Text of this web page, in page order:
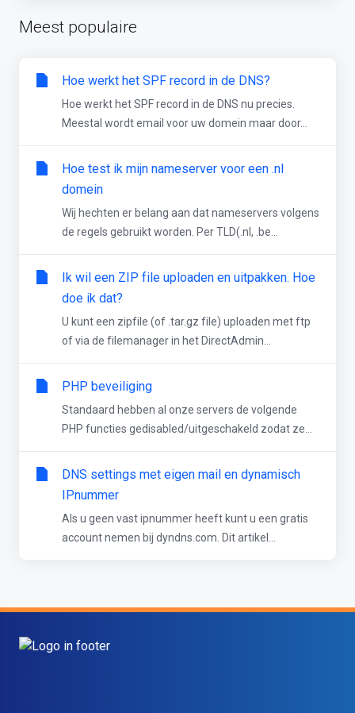
Meest populaire
Hoe werkt het SPF record in de DNS?
Hoe werkt het SPF record in de DNS nu precies.
Meestal wordt email voor uw domein maar door...
Hoe test ik mijn nameserver voor een .nl
domein
Wij hechten er belang aan dat nameservers volgens
de regels gebruikt worden. Per TLD(.nl, .be...
Ik wil een ZIP file uploaden en uitpakken. Hoe
doe ik dat?
U kunt een zipfile (of .tar.gz file) uploaden met ftp
of via de filemanager in het DirectAdmin...
PHP beveiliging
Standaard hebben al onze servers de volgende
PHP functies gedisabled/uitgeschakeld zodat ze...
DNS settings met eigen mail en dynamisch
IPnummer
Als u geen vast ipnummer heeft kunt u een gratis
account nemen bij dyndns.com. Dit artikel...